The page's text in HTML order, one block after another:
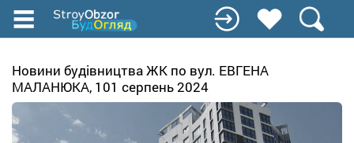
Перейти
до
вмісту
Новини будівництва ЖК по вул. ЕВГЕНА
МАЛАНЮКА, 101 серпень 2024